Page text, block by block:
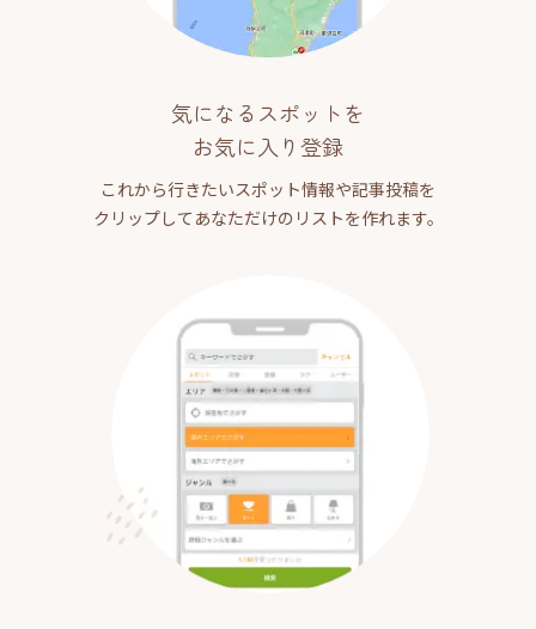
気になるスポットを
お気に入り登録
これから行きたいスポット情報や記事投稿を
クリップしてあなただけのリストを作れます。